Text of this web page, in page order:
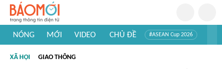
NÓNG MỚI VIDEO CHỦ ĐỀ #ASEAN Cup 2026
#Khám phá thế giới
XÃ HỘI GIAO THÔNG